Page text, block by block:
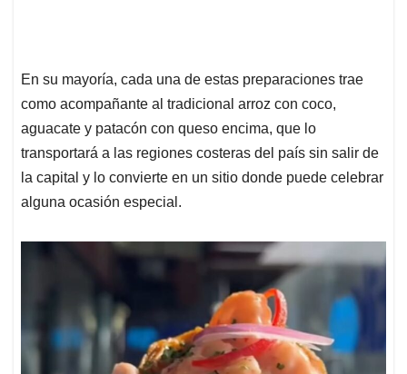
En su mayoría, cada una de estas preparaciones trae
como acompañante al tradicional arroz con coco,
aguacate y patacón con queso encima, que lo
transportará a las regiones costeras del país sin salir de
la capital y lo convierte en un sitio donde puede celebrar
alguna ocasión especial.